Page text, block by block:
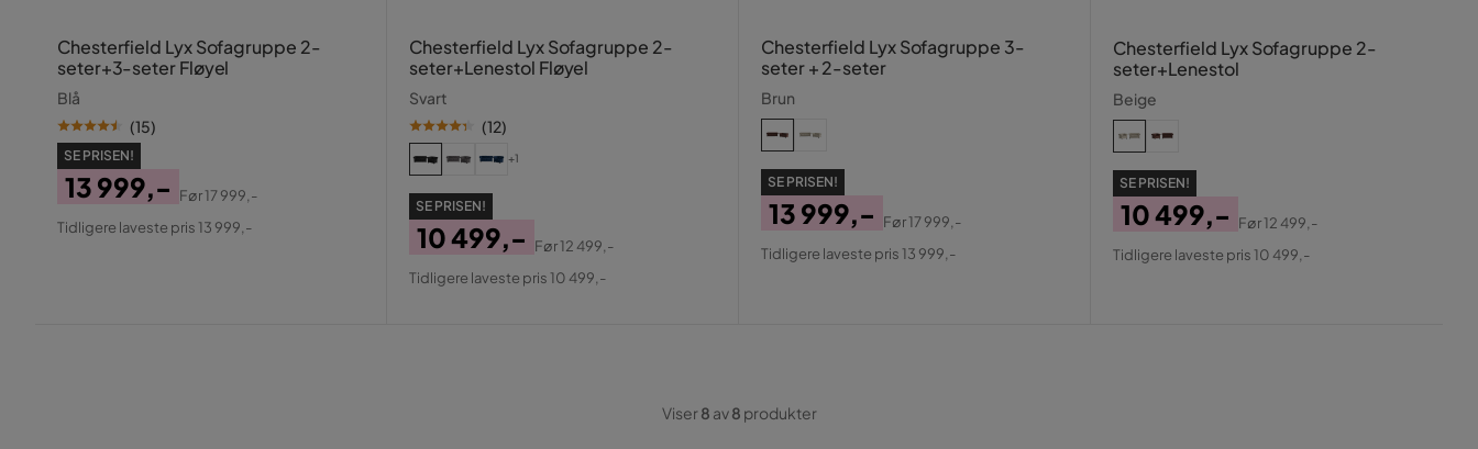
Chesterfield Lyx Sofagruppe 2-
seter+3-seter Fløyel
Blå
(15)
SE PRISEN!
Pris
13 999,-
Original
Før17 999,-
Tidligere laveste pris 13 999,-
Chesterfield Lyx Sofagruppe 2-
seter+Lenestol Fløyel
Svart
(12)
+1
SE PRISEN!
Pris
10 499,-
Original
Før12 499,-
Tidligere laveste pris 10 499,-
Chesterfield Lyx Sofagruppe 3-
seter + 2-seter
Brun
SE PRISEN!
Pris
13 999,-
Original
Før17 999,-
Tidligere laveste pris 13 999,-
Chesterfield Lyx Sofagruppe 2-
seter+Lenestol
Beige
SE PRISEN!
Pris
10 499,-
Original
Før12 499,-
Tidligere laveste pris 10 499,-
Viser8 av8 produkter